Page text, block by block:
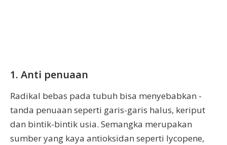
1. Anti penuaan
Radikal bebas pada tubuh bisa menyebabkan -
tanda penuaan seperti garis-garis halus, keriput
dan bintik-bintik usia. Semangka merupakan
sumber yang kaya antioksidan seperti lycopene,